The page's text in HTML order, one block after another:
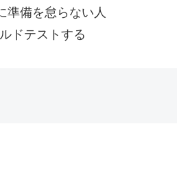
準備を怠らない人
ドテストする